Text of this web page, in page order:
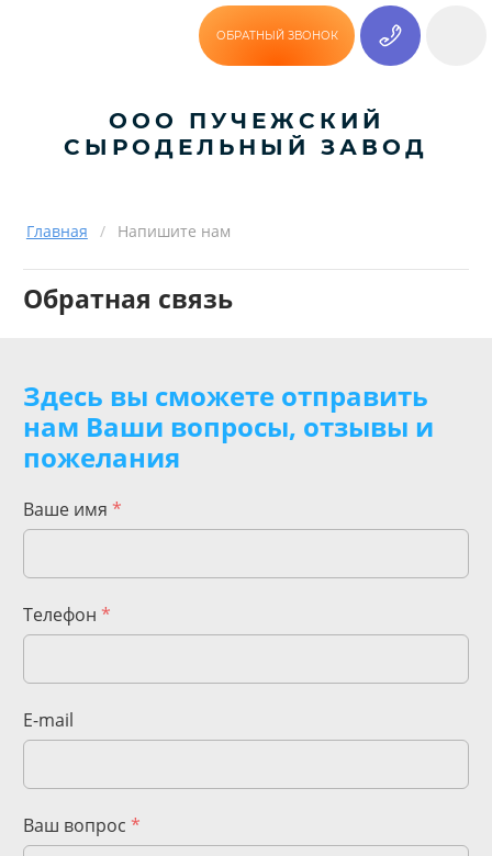
ОБРАТНЫЙ ЗВОНОК
ООО ПУЧЕЖСКИЙ
СЫРОДЕЛЬНЫЙ ЗАВОД
Главная / Напишите нам
Обратная связь
Здесь вы сможете отправить
нам Ваши вопросы, отзывы и
пожелания
Ваше имя *
Телефон *
E-mail
Ваш вопрос *